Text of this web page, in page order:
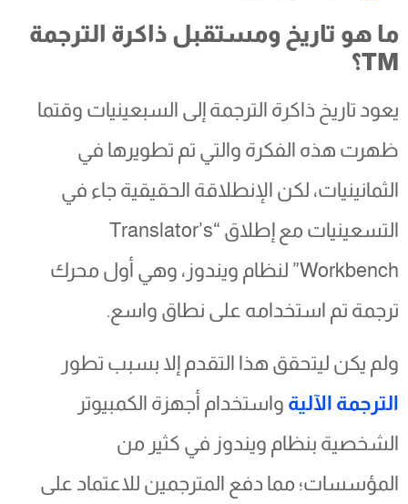
ما هو تاريخ ومستقبل ذاكرة الترجمة
TM؟
يعود تاريخ ذاكرة الترجمة إلى السبعينيات وقتما
ظهرت هذه الفكرة والتي تم تطويرها في
الثمانينيات، لكن الإنطلاقة الحقيقية جاء في
التسعينيات مع إطلاق “Translator’s
Workbench” لنظام ويندوز، وهي أول محرك
ترجمة تم استخدامه على نطاق واسع.
ولم يكن ليتحقق هذا التقدم إلا بسبب تطور
الترجمة الآليةواستخدام أجهزة الكمبيوتر
الشخصية بنظام ويندوز في كثير من
المؤسسات؛ مما دفع المترجمين للاعتماد على